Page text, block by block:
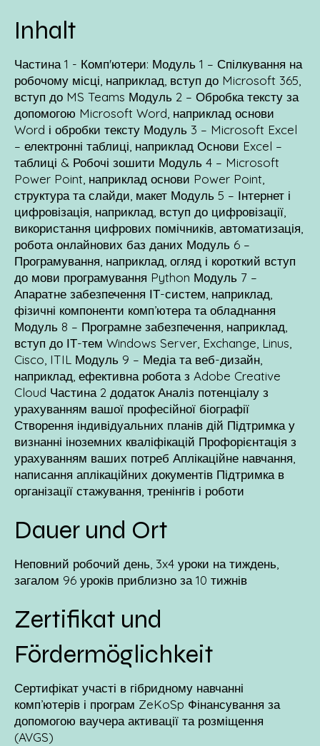
Inhalt
Частина 1 - Комп'ютери: Модуль 1 – Спілкування на
робочому місці, наприклад, вступ до Microsoft 365,
вступ до MS Teams Модуль 2 – Обробка тексту за
допомогою Microsoft Word, наприклад основи
Word і обробки тексту Модуль 3 – Microsoft Excel
– електронні таблиці, наприклад Основи Excel –
таблиці & Робочі зошити Модуль 4 – Microsoft
Power Point, наприклад основи Power Point,
структура та слайди, макет Модуль 5 – Інтернет і
цифровізація, наприклад, вступ до цифровізації,
використання цифрових помічників, автоматизація,
робота онлайнових баз даних Модуль 6 –
Програмування, наприклад, огляд і короткий вступ
до мови програмування Python Модуль 7 –
Апаратне забезпечення ІТ-систем, наприклад,
фізичні компоненти комп’ютера та обладнання
Модуль 8 – Програмне забезпечення, наприклад,
вступ до ІТ-тем Windows Server, Exchange, Linus,
Cisco, ITIL Модуль 9 – Медіа та веб-дизайн,
наприклад, ефективна робота з Adobe Creative
Cloud Частина 2 додаток Аналіз потенціалу з
урахуванням вашої професійної біографії
Створення індивідуальних планів дій Підтримка у
визнанні іноземних кваліфікацій Профорієнтація з
урахуванням ваших потреб Аплікаційне навчання,
написання аплікаційних документів Підтримка в
організації стажування, тренінгів і роботи
Dauer und Ort
Неповний робочий день, 3x4 уроки на тиждень,
загалом 96 уроків приблизно за 10 тижнів
Zertifikat und
Fördermöglichkeit
Сертифікат участі в гібридному навчанні
комп’ютерів і програм ZeKoSp Фінансування за
допомогою ваучера активації та розміщення
(AVGS)